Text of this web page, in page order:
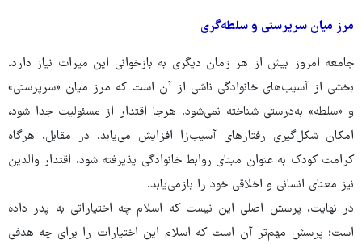
مرز میان سرپرستی و سلطه‌گری
جامعه امروز بیش از هر زمان دیگری به بازخوانی این میراث نیاز دارد.
بخشی از آسیب‌های خانوادگی ناشی از آن است که مرز میان «سرپرستی»
و «سلطه» به‌درستی شناخته نمی‌شود. هرجا اقتدار از مسئولیت جدا شود،
امکان شکل‌گیری رفتارهای آسیب‌زا افزایش می‌یابد. در مقابل، هرگاه
کرامت کودک به عنوان مبنای روابط خانوادگی پذیرفته شود، اقتدار والدین
نیز معنای انسانی و اخلاقی خود را بازمی‌یابد.
در نهایت، پرسش اصلی این نیست که اسلام چه اختیاراتی به پدر داده
است؛ پرسش مهم‌تر آن است که اسلام این اختیارات را برای چه هدفی